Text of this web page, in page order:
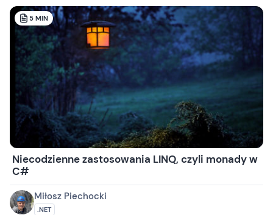
5 MIN
Niecodzienne zastosowania LINQ, czyli monady w
C#
Miłosz Piechocki
.NET